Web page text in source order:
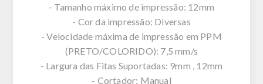
- Tamanho máximo de impressão: 12mm
- Cor da impressão: Diversas
- Velocidade máxima de impressão em PPM
(PRETO/COLORIDO): 7,5 mm/s
- Largura das Fitas Suportadas: 9mm , 12mm
- Cortador: Manual